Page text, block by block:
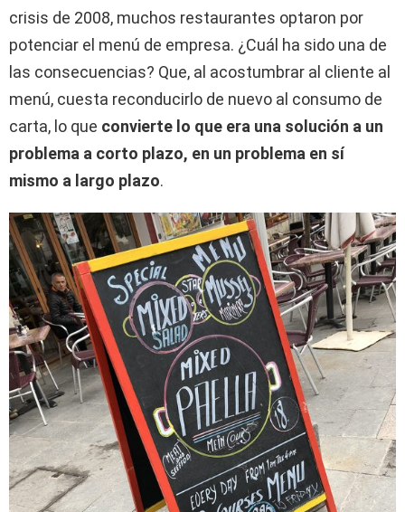
crisis de 2008, muchos restaurantes optaron por
potenciar el menú de empresa. ¿Cuál ha sido una de
las consecuencias? Que, al acostumbrar al cliente al
menú, cuesta reconducirlo de nuevo al consumo de
carta, lo que convierte lo que era una solución a un
problema a corto plazo, en un problema en sí
mismo a largo plazo.